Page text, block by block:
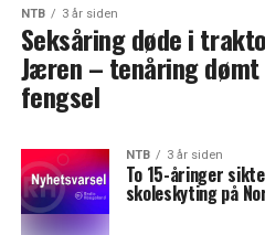
NTB 3 år siden
Seksåring døde i
Jæren – tenåring
fengsel
NTB 3 år siden
To 15-åringer
skoleskyting på